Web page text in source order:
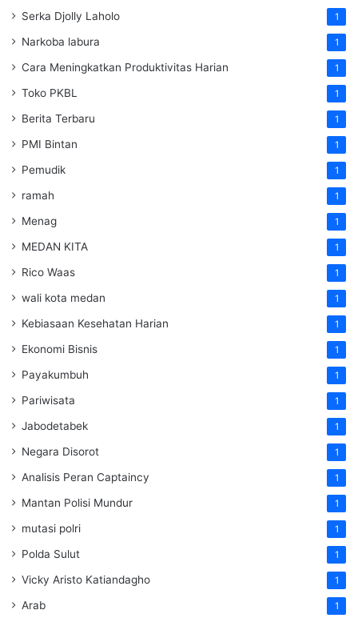
Serka Djolly Laholo 1
Narkoba labura 1
Cara Meningkatkan Produktivitas Harian 1
Toko PKBL 1
Berita Terbaru 1
PMI Bintan 1
Pemudik 1
ramah 1
Menag 1
MEDAN KITA 1
Rico Waas 1
wali kota medan 1
Kebiasaan Kesehatan Harian 1
Ekonomi Bisnis 1
Payakumbuh 1
Pariwisata 1
Jabodetabek 1
Negara Disorot 1
Analisis Peran Captaincy 1
Mantan Polisi Mundur 1
mutasi polri 1
Polda Sulut 1
Vicky Aristo Katiandagho 1
Arab 1